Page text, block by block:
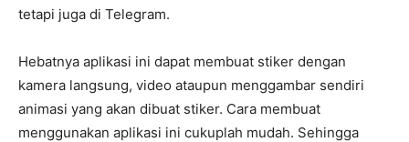
tetapi juga di Telegram.
Hebatnya aplikasi ini dapat membuat stiker dengan
kamera langsung, video ataupun menggambar sendiri
animasi yang akan dibuat stiker. Cara membuat
menggunakan aplikasi ini cukuplah mudah. Sehingga